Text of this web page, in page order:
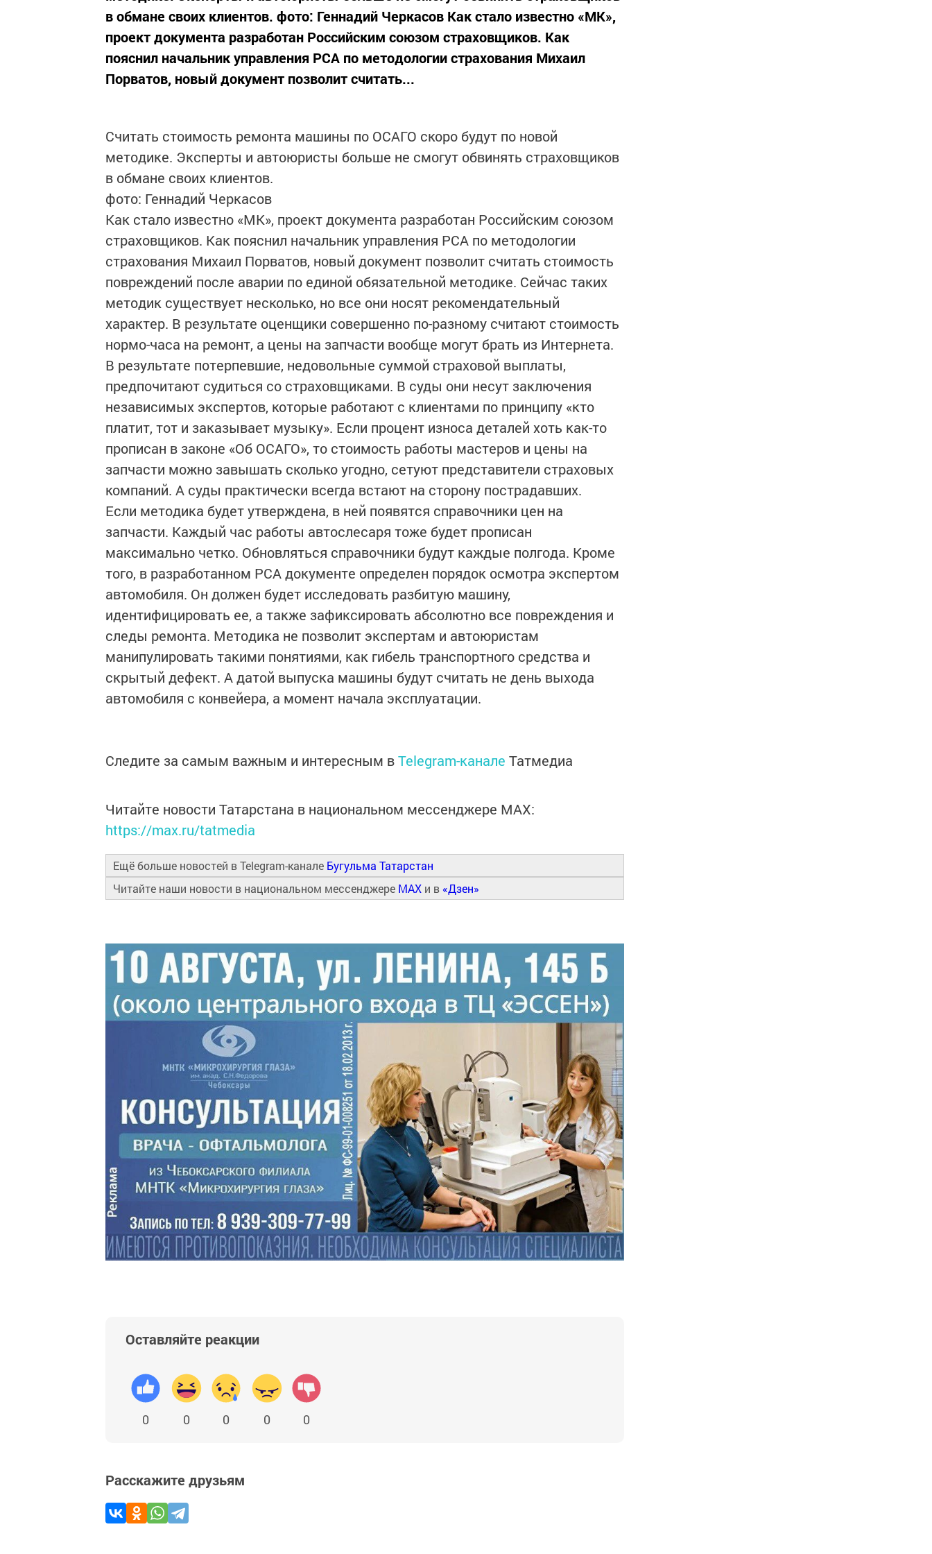
в обмане своих клиентов. фото: Геннадий Черкасов Как стало известно «МК»,
проект документа разработан Российским союзом страховщиков. Как
пояснил начальник управления РСА по методологии страхования Михаил
Порватов, новый документ позволит считать...
Считать стоимость ремонта машины по ОСАГО скоро будут по новой
методике. Эксперты и автоюристы больше не смогут обвинять страховщиков
в обмане своих клиентов.
фото: Геннадий Черкасов
Как стало известно «МК», проект документа разработан Российским союзом
страховщиков. Как пояснил начальник управления РСА по методологии
страхования Михаил Порватов, новый документ позволит считать стоимость
повреждений после аварии по единой обязательной методике. Сейчас таких
методик существует несколько, но все они носят рекомендательный
характер. В результате оценщики совершенно по-разному считают стоимость
нормо-часа на ремонт, а цены на запчасти вообще могут брать из Интернета.
В результате потерпевшие, недовольные суммой страховой выплаты,
предпочитают судиться со страховщиками. В суды они несут заключения
независимых экспертов, которые работают с клиентами по принципу «кто
платит, тот и заказывает музыку». Если процент износа деталей хоть как-то
прописан в законе «Об ОСАГО», то стоимость работы мастеров и цены на
запчасти можно завышать сколько угодно, сетуют представители страховых
компаний. А суды практически всегда встают на сторону пострадавших.
Если методика будет утверждена, в ней появятся справочники цен на
запчасти. Каждый час работы автослесаря тоже будет прописан
максимально четко. Обновляться справочники будут каждые полгода. Кроме
того, в разработанном РСА документе определен порядок осмотра экспертом
автомобиля. Он должен будет исследовать разбитую машину,
идентифицировать ее, а также зафиксировать абсолютно все повреждения и
следы ремонта. Методика не позволит экспертам и автоюристам
манипулировать такими понятиями, как гибель транспортного средства и
скрытый дефект. А датой выпуска машины будут считать не день выхода
автомобиля с конвейера, а момент начала эксплуатации.
Следите за самым важным и интересным вTelegram-канале Татмедиа
Читайте новости Татарстана в национальном мессенджере MАХ:
https://max.ru/tatmedia
Ещё больше новостей в Telegram-канале Бугульма Татарстан
Читайте наши новости в национальном мессенджере MAX и в «Дзен»
Оставляйте реакции
0 0 0 0 0
Расскажите друзьям